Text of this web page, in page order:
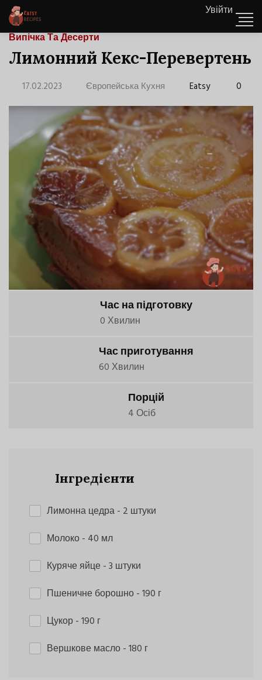
Увійти
Випічка Та Десерти
Лимонний Кекс-Перевертень
17.02.2023 Європейська Кухня Eatsy 0
Час на підготовку
0 Хвилин
Час приготування
60 Хвилин
Порцій
4 Осіб
Інгредієнти
Лимонна цедра- 2 штуки
Молоко- 40 мл
Куряче яйце- 3 штуки
Пшеничне борошно- 190 г
Цукор- 190 г
Вершкове масло- 180 г